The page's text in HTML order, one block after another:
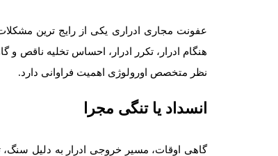
عفونت مجاری ادراری یکی از رایج ترین
هنگام ادرار، تکرر ادرار، احساس تخلیه ناقص
نظر متخصص اورولوژی اهمیت فراوانی دارد.
انسداد یا تنگی مجرا
گاهی اوقات، مسیر خروجی ادرار به دلیل سنگ،